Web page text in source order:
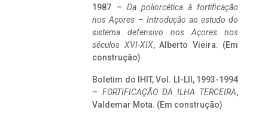
1987 – Da poliorcética à fortificação
nos Açores – Introdução ao estudo do
sistema defensivo nos Açores nos
séculos XVI-XIX, Alberto Vieira. (Em
construção)
Boletim do IHIT, Vol. LI-LII, 1993-1994
– FORTIFICAÇÃO DA ILHA TERCEIRA,
Valdemar Mota. (Em construção)